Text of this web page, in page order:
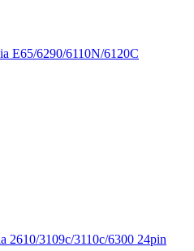
E65/6290/6110N/6120C
2610/3109c/3110c/6300 24pin